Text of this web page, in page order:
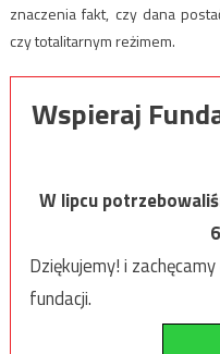
znaczenia fakt, czy dana
czy totalitarnym reżimem.
Wspieraj
W lipcu
Dziękujemy! i
fundacji.